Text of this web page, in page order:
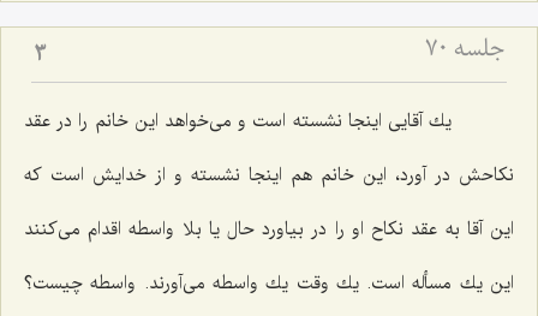
جلسه ۷۰ 3
یك آقایى اینجا نشسته است و مى‌خواهد این خانم را در عقد
نكاحش در آورد، این خانم هم اینجا نشسته و از خدایش است كه
این آقا به عقد نكاح او را در بیاورد حال یا بلا واسطه اقدام مى‌كنند
این یك مسأله است. یك وقت یك واسطه مى‌آورند. واسطه چیست؟